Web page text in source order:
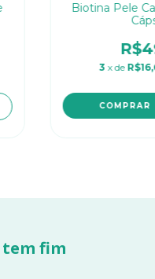
Biotina Pele
3 x de
tem fim